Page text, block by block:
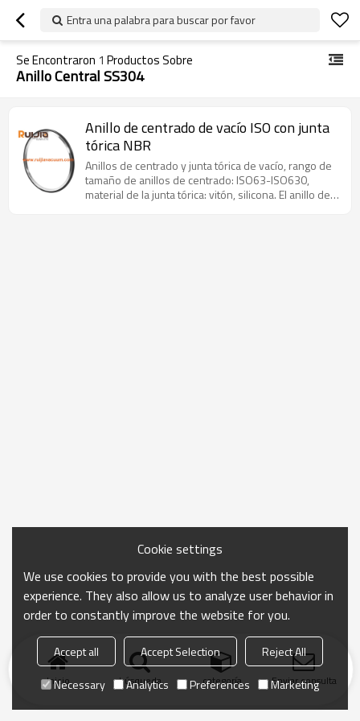
Entra una palabra para buscar por favor
Se Encontraron 1 Productos Sobre
Anillo Central SS304
Anillo de centrado de vacío ISO con junta
tórica NBR
Anillos de centrado y junta tórica de vacío, rango de
tamaño de anillos de centrado: ISO63-ISO630,
material de la junta tórica: vitón, silicona. El anillo de
Inicio búsqueda categoría Enviar consulta
Cookie settings
We use cookies to provide you with the best possible
experience. They also allow us to analyze user behavior in
order to constantly improve the website for you.
Accept all Accept Selection
Reject All
Necessary
Analytics Preferences Marketing